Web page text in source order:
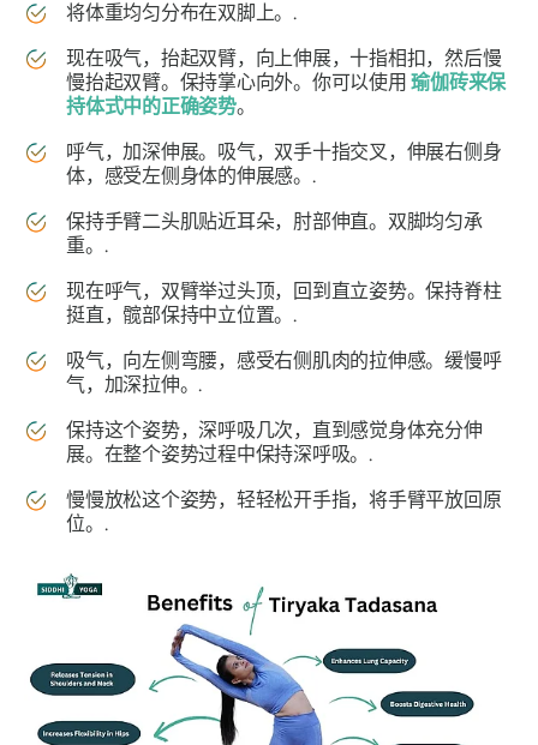
将体重均匀分布在双脚上。.
现在吸气，抬起双臂，向上伸展，十指相扣，然后慢
慢抬起双臂。保持掌心向外。你可以使用瑜伽砖来保
持体式中的正确姿势。
呼气，加深伸展。吸气，双手十指交叉，伸展右侧身
体，感受左侧身体的伸展感。.
保持手臂二头肌贴近耳朵，肘部伸直。双脚均匀承
重。.
现在呼气，双臂举过头顶，回到直立姿势。保持脊柱
挺直，髋部保持中立位置。.
吸气，向左侧弯腰，感受右侧肌肉的拉伸感。缓慢呼
气，加深拉伸。.
保持这个姿势，深呼吸几次，直到感觉身体充分伸
展。在整个姿势过程中保持深呼吸。.
慢慢放松这个姿势，轻轻松开手指，将手臂平放回原
位。.